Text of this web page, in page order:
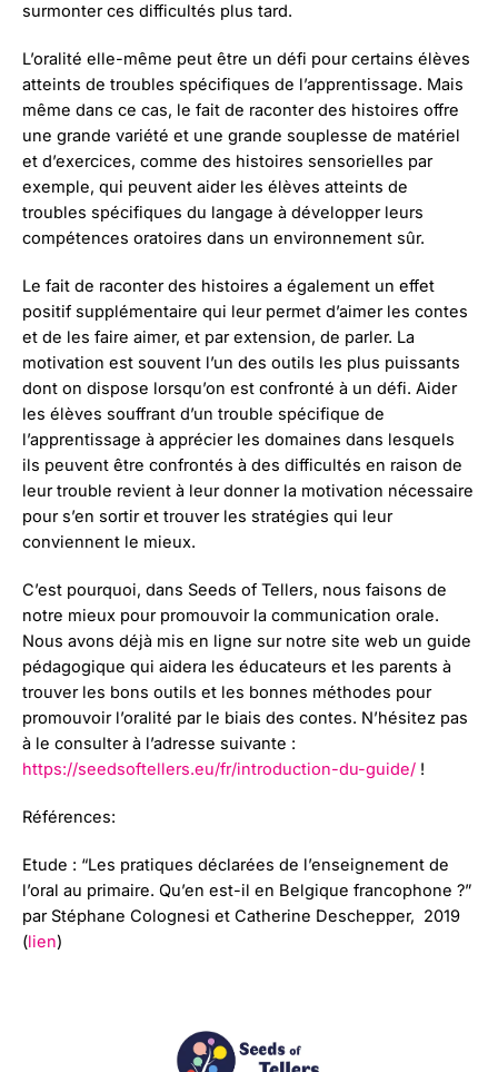
surmonter ces difficultés plus tard.
L’oralité elle-même peut être un défi pour certains élèves
atteints de troubles spécifiques de l’apprentissage. Mais
même dans ce cas, le fait de raconter des histoires offre
une grande variété et une grande souplesse de matériel
et d’exercices, comme des histoires sensorielles par
exemple, qui peuvent aider les élèves atteints de
troubles spécifiques du langage à développer leurs
compétences oratoires dans un environnement sûr.
Le fait de raconter des histoires a également un effet
positif supplémentaire qui leur permet d’aimer les contes
et de les faire aimer, et par extension, de parler. La
motivation est souvent l’un des outils les plus puissants
dont on dispose lorsqu’on est confronté à un défi. Aider
les élèves souffrant d’un trouble spécifique de
l’apprentissage à apprécier les domaines dans lesquels
ils peuvent être confrontés à des difficultés en raison de
leur trouble revient à leur donner la motivation nécessaire
pour s’en sortir et trouver les stratégies qui leur
conviennent le mieux.
C’est pourquoi, dans Seeds of Tellers, nous faisons de
notre mieux pour promouvoir la communication orale.
Nous avons déjà mis en ligne sur notre site web un guide
pédagogique qui aidera les éducateurs et les parents à
trouver les bons outils et les bonnes méthodes pour
promouvoir l’oralité par le biais des contes. N’hésitez pas
à le consulter à l’adresse suivante :
https://seedsoftellers.eu/fr/introduction-du-guide/ !
Références:
Etude : “Les pratiques déclarées de l’enseignement de
l’oral au primaire. Qu’en est-il en Belgique francophone ?”
par Stéphane Colognesi et Catherine Deschepper, 2019
(lien)